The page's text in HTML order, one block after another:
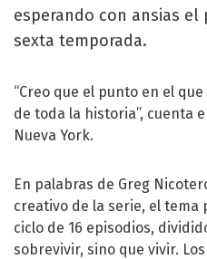
esperando con ansias
sexta temporada.
“Creo que el punto en el
de toda la historia”, cuenta
Nueva York.
En palabras de Greg
creativo de la serie, el tema
ciclo de 16 episodios,
sobrevivir, sino que vivir.